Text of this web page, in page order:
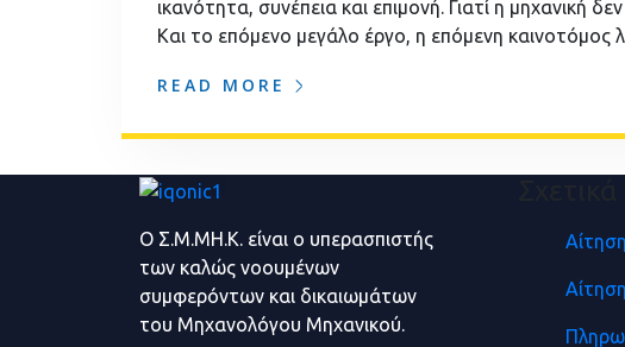
ικανότητα, συνέπεια και επιμονή. Γιατί η μηχανική
Και το επόμενο μεγάλο έργο, η επόμενη καινοτόμος
READ MORE
Ο Σ.Μ.ΜΗ.Κ. είναι ο υπερασπιστής
των καλώς νοουμένων
συμφερόντων και δικαιωμάτων
του Μηχανολόγου Μηχανικού.